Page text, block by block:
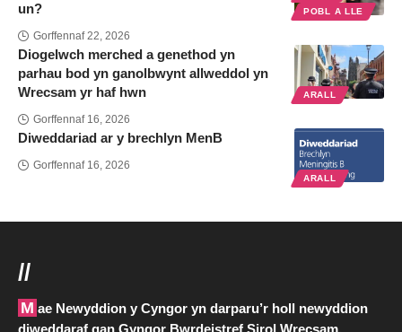
POBL A LLE
un?
Gorffennaf 22, 2026
ARALL
Diogelwch merched a genethod yn
parhau bod yn ganolbwynt allweddol yn
Wrecsam yr haf hwn
Gorffennaf 16, 2026
ARALL
Diweddariad ar y brechlyn MenB
Gorffennaf 16, 2026
//
Mae Newyddion y Cyngor yn darparu’r holl newyddion